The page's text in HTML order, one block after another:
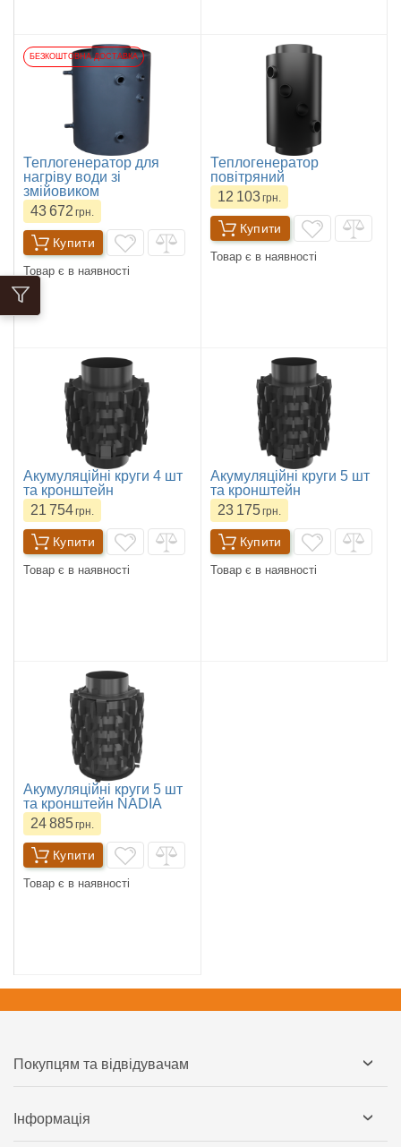
БЕЗКОШТОВНА ДОСТАВКА
Теплогенератор для
нагріву води зі
змійовиком
43 672 грн.
Купити
Товар є в наявності
Теплогенератор
повітряний
12 103грн.
Купити
Товар є в наявності
Акумуляційні круги 4 шт
та кронштейн
21 754грн.
Купити
Товар є в наявності
Акумуляційні круги 5 шт
та кронштейн
23 175грн.
Купити
Товар є в наявності
Акумуляційні круги 5 шт
та кронштейн NADIA
24 885грн.
Купити
Товар є в наявності
Покупцям та відвідувачам
Інформація